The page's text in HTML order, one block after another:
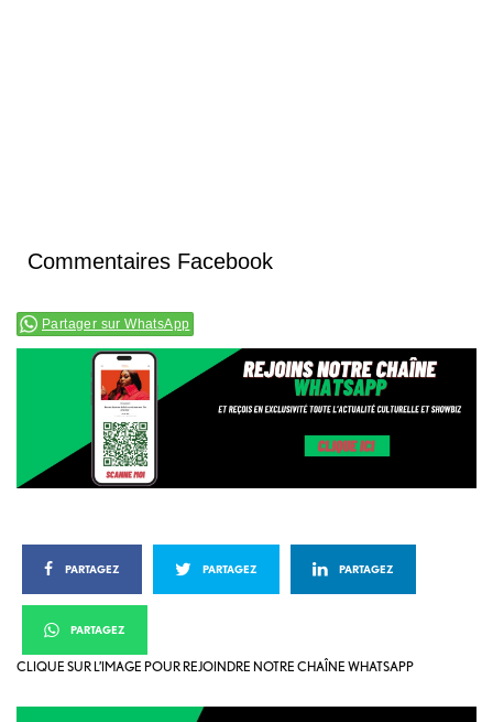
Commentaires Facebook
Partager sur WhatsApp
PARTAGEZ PARTAGEZ PARTAGEZ
PARTAGEZ
CLIQUE SUR L’IMAGE POUR REJOINDRE NOTRE CHAÎNE WHATSAPP